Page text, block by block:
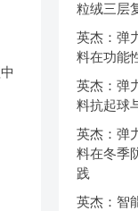
粒绒三层
英杰：弹
料在功能
英杰：弹
料抗起球
英杰：弹
料在冬季
践
英杰：智